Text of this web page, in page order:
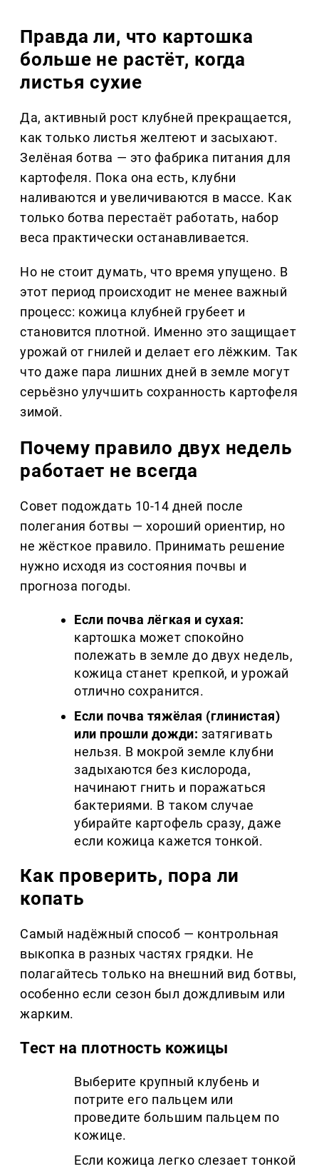
Правда ли, что картошка
больше не растёт, когда
листья сухие
Да, активный рост клубней прекращается,
как только листья желтеют и засыхают.
Зелёная ботва — это фабрика питания для
картофеля. Пока она есть, клубни
наливаются и увеличиваются в массе. Как
только ботва перестаёт работать, набор
веса практически останавливается.
Но не стоит думать, что время упущено. В
этот период происходит не менее важный
процесс: кожица клубней грубеет и
становится плотной. Именно это защищает
урожай от гнилей и делает его лёжким. Так
что даже пара лишних дней в земле могут
серьёзно улучшить сохранность картофеля
зимой.
Почему правило двух недель
работает не всегда
Совет подождать 10-14 дней после
полегания ботвы — хороший ориентир, но
не жёсткое правило. Принимать решение
нужно исходя из состояния почвы и
прогноза погоды.
Если почва лёгкая и сухая:
картошка может спокойно
полежать в земле до двух недель,
кожица станет крепкой, и урожай
отлично сохранится.
Если почва тяжёлая (глинистая)
или прошли дожди: затягивать
нельзя. В мокрой земле клубни
задыхаются без кислорода,
начинают гнить и поражаться
бактериями. В таком случае
убирайте картофель сразу, даже
если кожица кажется тонкой.
Как проверить, пора ли
копать
Самый надёжный способ — контрольная
выкопка в разных частях грядки. Не
полагайтесь только на внешний вид ботвы,
особенно если сезон был дождливым или
жарким.
Тест на плотность кожицы
Выберите крупный клубень и
потрите его пальцем или
проведите большим пальцем по
кожице.
Если кожица легко слезает тонкой